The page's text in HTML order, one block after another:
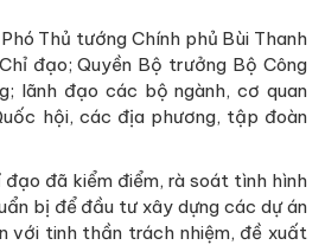
Thủ tướng Chính phủ Bùi Thanh
đạo; Quyền Bộ trưởng Bộ Công
lãnh đạo các bộ ngành, cơ quan
hội, các địa phương, tập đoàn
đã kiểm điểm, rà soát tình hình
bị để đầu tư xây dựng các dự án
với tinh thần trách nhiệm, đề xuất